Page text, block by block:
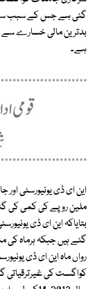
گئی ہے جس کے سبب
بدترین مالی خسارے سے
ہے۔
ملین روپے کی کمی کی